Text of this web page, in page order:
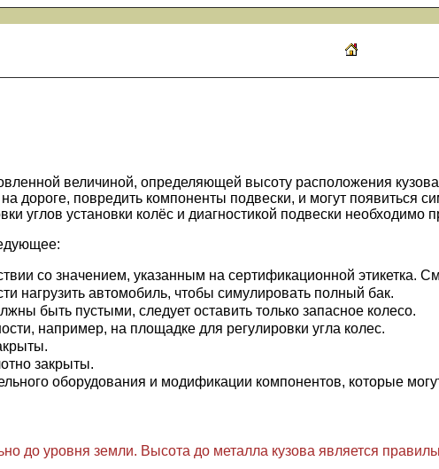
величиной, определяющей высоту расположения
дороге, повредить компоненты подвески, и могут появиться
углов установки колёс и диагностикой подвески необходимо
со значением, указанным на сертификационной этикетка.
нагрузить автомобиль, чтобы симулировать полный бак.
быть пустыми, следует оставить только запасное колесо.
например, на площадке для регулировки угла колес.
закрыты.
оборудования и модификации компонентов, которые
до уровня земли. Высота до металла кузова является